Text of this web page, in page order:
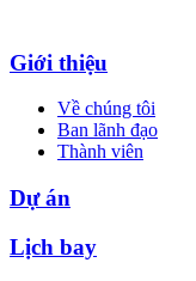
Giới thiệu
Về chúng tôi
Ban lãnh đạo
Thành viên
Dự án
Lịch bay